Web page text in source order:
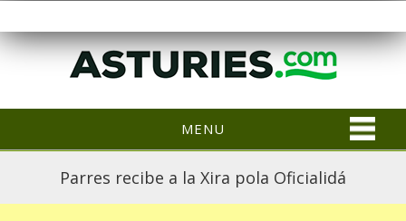
MENU
Parres recibe a la Xira pola Oficialidá